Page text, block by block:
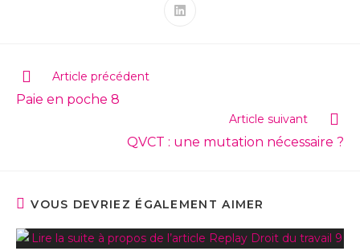
Article précédent
Paie en poche 8
Article suivant
QVCT : une mutation nécessaire ?
VOUS DEVRIEZ ÉGALEMENT AIMER